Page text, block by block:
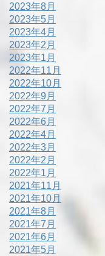
2023年8月
2023年5月
2023年4月
2023年2月
2023年1月
2022年11月
2022年10月
2022年9月
2022年7月
2022年6月
2022年4月
2022年3月
2022年2月
2022年1月
2021年11月
2021年10月
2021年8月
2021年7月
2021年6月
2021年5月